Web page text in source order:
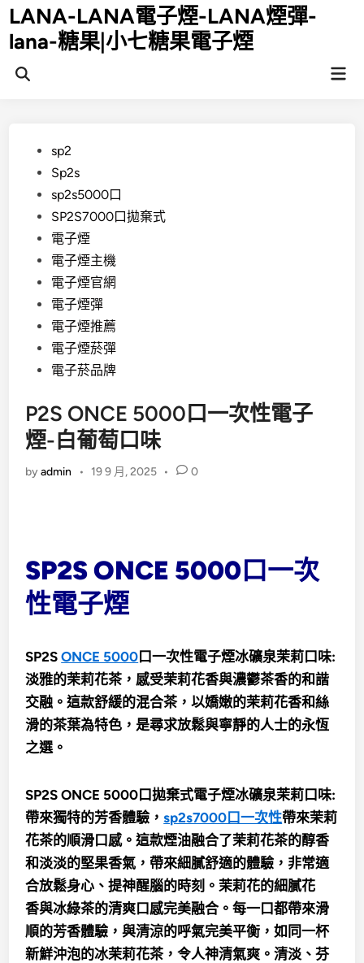
Skip
to
content
LANA-LANA電子煙-LANA煙彈-
lana-糖果|小七糖果電子煙
Open
Posted
sp2
Sp2s
sp2s5000口
SP2S7000口拋棄式
電子煙
電子煙主機
電子煙官網
電子煙彈
電子煙推薦
電子煙菸彈
電子菸品牌
P2S ONCE 5000口一次性電子
煙-白葡萄口味
byadmin • 19 9 月, 2025 • 0
SP2S ONCE 5000口一次
性電子煙
SP2SONCE 5000 口一次性電子煙冰礦泉茉莉口味:
淡雅的茉莉花茶，感受茉莉花香與濃鬱茶香的和諧
交融。這款舒緩的混合茶，以嬌嫩的茉莉花香和絲
滑的茶葉為特色，是尋求放鬆與寧靜的人士的永恆
之選。
SP2S ONCE 5000口拋棄式電子煙冰礦泉茉莉口味:
帶來獨特的芳香體驗，sp2s7000口一次性帶來茉莉
花茶的順滑口感。這款煙油融合了茉莉花茶的醇香
和淡淡的堅果香氣，帶來細膩舒適的體驗，非常適
合放鬆身心、提神醒腦的時刻。茉莉花的細膩花
香與冰綠茶的清爽口感完美融合。每一口都帶來滑
順的芳香體驗，與清涼的呼氣完美平衡，如同一杯
新鮮沖泡的冰茉莉花茶，令人神清氣爽。清淡、芬